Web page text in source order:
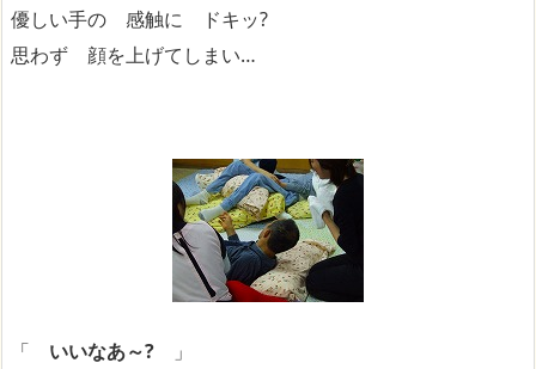
優しい手の 感触に ドキッ?
思わず 顔を上げてしまい…
「 いいなあ～? 」